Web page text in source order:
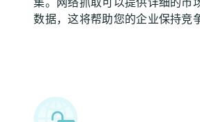
数据，这将帮助您的企业保持竞